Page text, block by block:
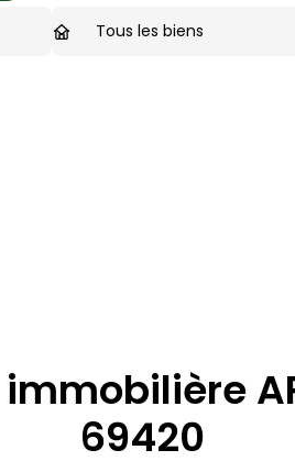
Tous les biens
immobilière
69420